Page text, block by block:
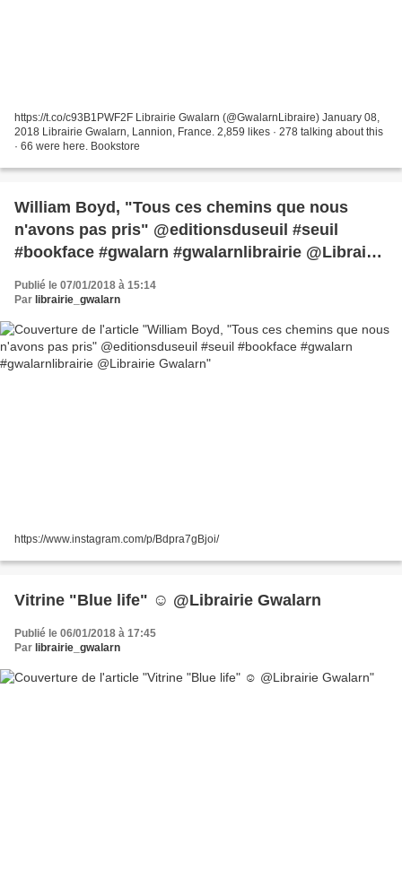
https://t.co/c93B1PWF2F Librairie Gwalarn (@GwalarnLibraire) January 08,
2018 Librairie Gwalarn, Lannion, France. 2,859 likes · 278 talking about this
· 66 were here. Bookstore
William Boyd, "Tous ces chemins que nous
n'avons pas pris" @editionsduseuil #seuil
#bookface #gwalarn #gwalarnlibrairie @Librairie
Publié le 07/01/2018 à 15:14
Par librairie_gwalarn
https://www.instagram.com/p/Bdpra7gBjoi/
Vitrine "Blue life" ☺️ @Librairie Gwalarn
Publié le 06/01/2018 à 17:45
Par librairie_gwalarn